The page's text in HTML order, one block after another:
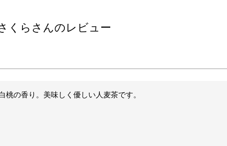
くらさんのレビュー
桃の香り。美味しく優しい人麦茶です。